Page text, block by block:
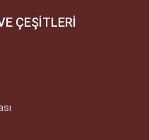
ÇEŞİTLERİ